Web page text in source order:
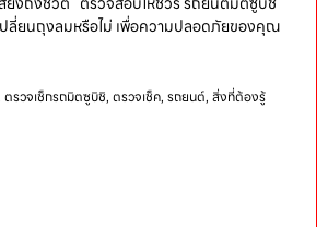
ลี่ยนถุงลมหรือไม่ เพื่อความปลอดภัยของคุณ
ตรวจเช็กรถมิตซูบิชิ,ตรวจเช็ค,รถยนต์,สิ่งที่ต้องรู้